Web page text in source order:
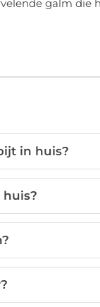
galm die
in huis?